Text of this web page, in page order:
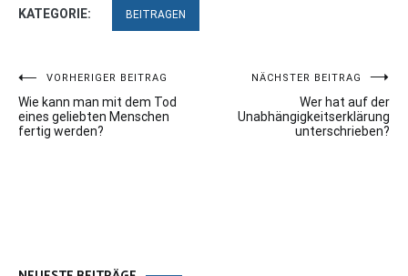
KATEGORIE: BEITRAGEN
Beitragsnavigation
VORHERIGER BEITRAG
Wie kann man mit dem Tod
eines geliebten Menschen
fertig werden?
NÄCHSTER BEITRAG
Wer hat auf der
Unabhängigkeitserklärung
unterschrieben?